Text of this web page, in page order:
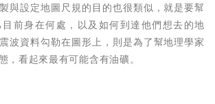
與設定地圖尺規的目的也很類似，就是要幫
前身在何處，以及如何到達他們想去的地
波資料勾勒在圖形上，則是為了幫地理學家
，看起來最有可能含有油礦。